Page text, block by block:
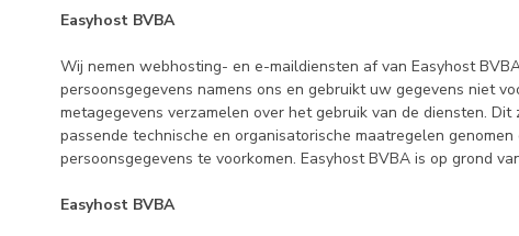
Easyhost BVBA
Wij nemen webhosting- en e-maildiensten af van Easyhost
persoonsgegevens namens ons en gebruikt uw gegevens niet
metagegevens verzamelen over het gebruik van de diensten.
passende technische en organisatorische maatregelen
persoonsgegevens te voorkomen. Easyhost BVBA is op grond
Easyhost BVBA